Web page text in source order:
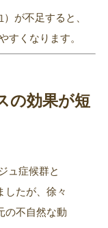
が不足すると、
すくなります。
の効果が短
ュ症候群と
したが、徐々
の不自然な動